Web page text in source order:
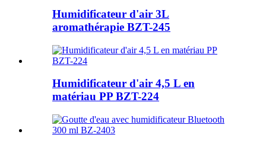
Humidificateur d'air 3L
aromathérapie BZT-245
Humidificateur d'air 4,5 L en
matériau PP BZT-224